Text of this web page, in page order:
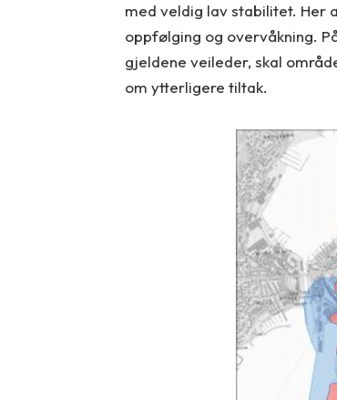
med veldig lav stabilitet. Her
oppfølging og overvåkning.
gjeldene veileder, skal
om ytterligere tiltak.